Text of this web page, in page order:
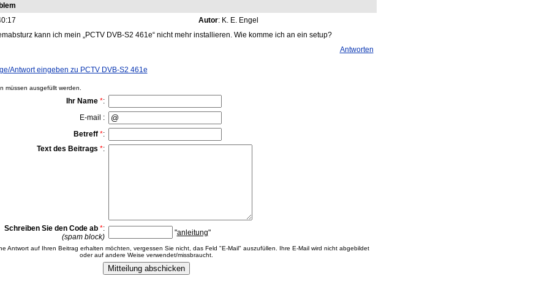
Autor: K. E. Engel
kann ich mein „PCTV DVB-S2 461e“ nicht mehr installieren. Wie komme ich an ein setup?
Antworten
Antwort eingeben zu PCTV DVB-S2 461e
müssen ausgefüllt werden.
Ihr Name *:
E-mail :
Betreff *:
Text des Beitrags *:
Schreiben Sie den Code ab *:
(spam block)
"anleitung"
Antwort auf Ihren Beitrag erhalten möchten, vergessen Sie nicht, das Feld "E-Mail" auszufüllen. Ihre E-Mail wird nicht abgebildet
oder auf andere Weise verwendet/missbraucht.